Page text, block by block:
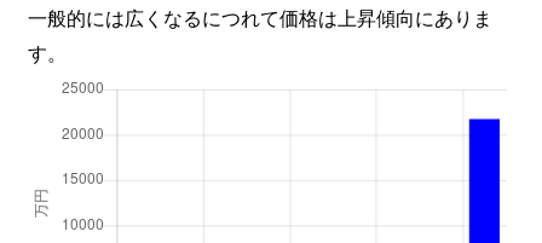
一般的には広くなるにつれて価格は上昇傾向にありま
す。